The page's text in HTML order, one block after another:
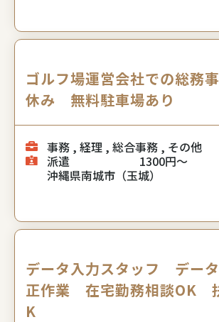
ゴルフ場運営会社での総務
休み 無料駐車場あり
事務 , 経理 , 総合事務 , その他
派遣
1300円～
沖縄県南城市（玉城）
データ入力スタッフ デー
正作業 在宅勤務相談OK
K